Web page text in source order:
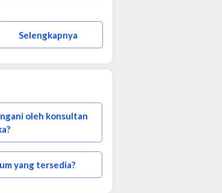
Selengkapnya
oleh konsultan
yang tersedia?